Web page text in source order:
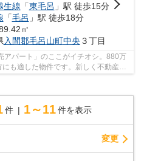
生線 「東毛呂 」駅 徒歩15分
「毛呂 」駅 徒歩18分
㎡
入間郡毛呂山町中央 ３丁目
アパート」のここがイチオシ。880万
も適した物件です。新しく不動産投
で試してみ...
件 1～11 件を表示
変更